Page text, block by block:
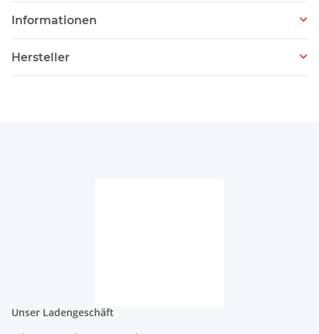
Informationen
Hersteller
Unser Ladengeschäft